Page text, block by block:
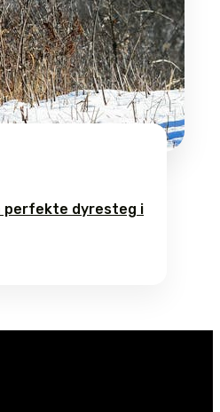
perfekte dyresteg i